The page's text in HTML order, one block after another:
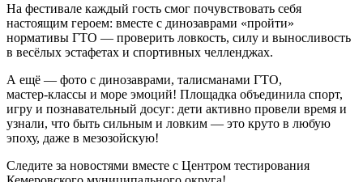
На фестивале каждый гость смог почувствовать себя
настоящим героем: вместе с динозаврами «пройти»
нормативы ГТО — проверить ловкость, силу и выносливость
в весёлых эстафетах и спортивных челленджах.
А ещё — фото с динозаврами, талисманами ГТО,
мастер‑классы и море эмоций! Площадка объединила спорт,
игру и познавательный досуг: дети активно провели время и
узнали, что быть сильным и ловким — это круто в любую
эпоху, даже в мезозойскую!
Следите за новостями вместе с Центром тестирования